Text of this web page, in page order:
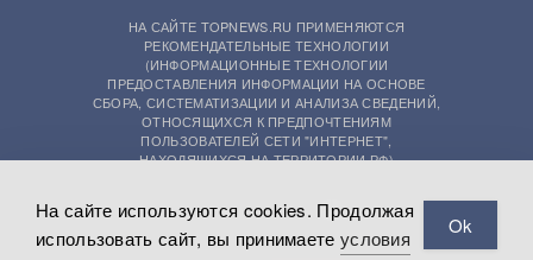
НА САЙТЕ TOPNEWS.RU ПРИМЕНЯЮТСЯ
РЕКОМЕНДАТЕЛЬНЫЕ ТЕХНОЛОГИИ
(ИНФОРМАЦИОННЫЕ ТЕХНОЛОГИИ
ПРЕДОСТАВЛЕНИЯ ИНФОРМАЦИИ НА ОСНОВЕ
СБОРА, СИСТЕМАТИЗАЦИИ И АНАЛИЗА СВЕДЕНИЙ,
ОТНОСЯЩИХСЯ К ПРЕДПОЧТЕНИЯМ
ПОЛЬЗОВАТЕЛЕЙ СЕТИ "ИНТЕРНЕТ",
НАХОДЯЩИХСЯ НА ТЕРРИТОРИИ РФ)
На сайте используются cookies. Продолжая
использовать сайт, вы принимаете условия
Ok